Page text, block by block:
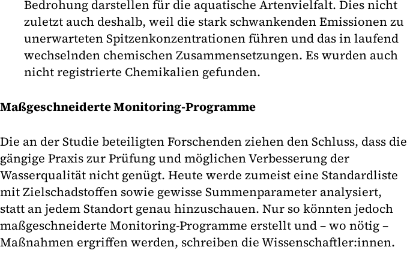
Bedrohung darstellen für die aquatische Artenvielfalt. Dies nicht
zuletzt auch deshalb, weil die stark schwankenden Emissionen zu
unerwarteten Spitzenkonzentrationen führen und das in laufend
wechselnden chemischen Zusammensetzungen. Es wurden auch
nicht registrierte Chemikalien gefunden.
Maßgeschneiderte Monitoring-Programme
Die an der Studie beteiligten Forschenden ziehen den Schluss, dass die
gängige Praxis zur Prüfung und möglichen Verbesserung der
Wasserqualität nicht genügt. Heute werde zumeist eine Standardliste
mit Zielschadstoffen sowie gewisse Summenparameter analysiert,
statt an jedem Standort genau hinzuschauen. Nur so könnten jedoch
maßgeschneiderte Monitoring-Programme erstellt und – wo nötig –
Maßnahmen ergriffen werden, schreiben die Wissenschaftler:innen.